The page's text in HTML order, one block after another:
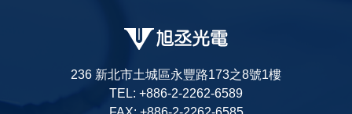
236 新北市土城區永豐路173之8號1樓
TEL: +886-2-2262-6589